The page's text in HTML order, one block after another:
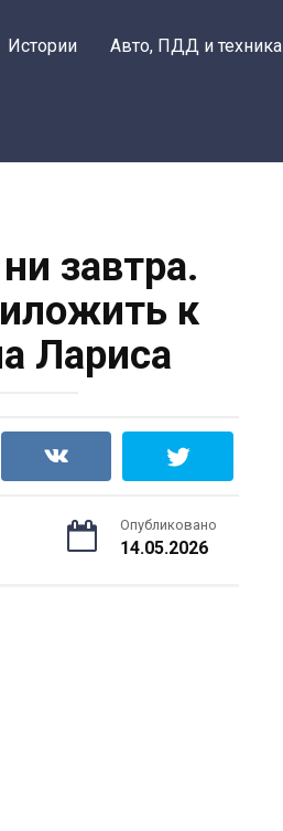
Истории Авто, ПДД и техника
завтра.
к
Лариса
Опубликовано
14.05.2026